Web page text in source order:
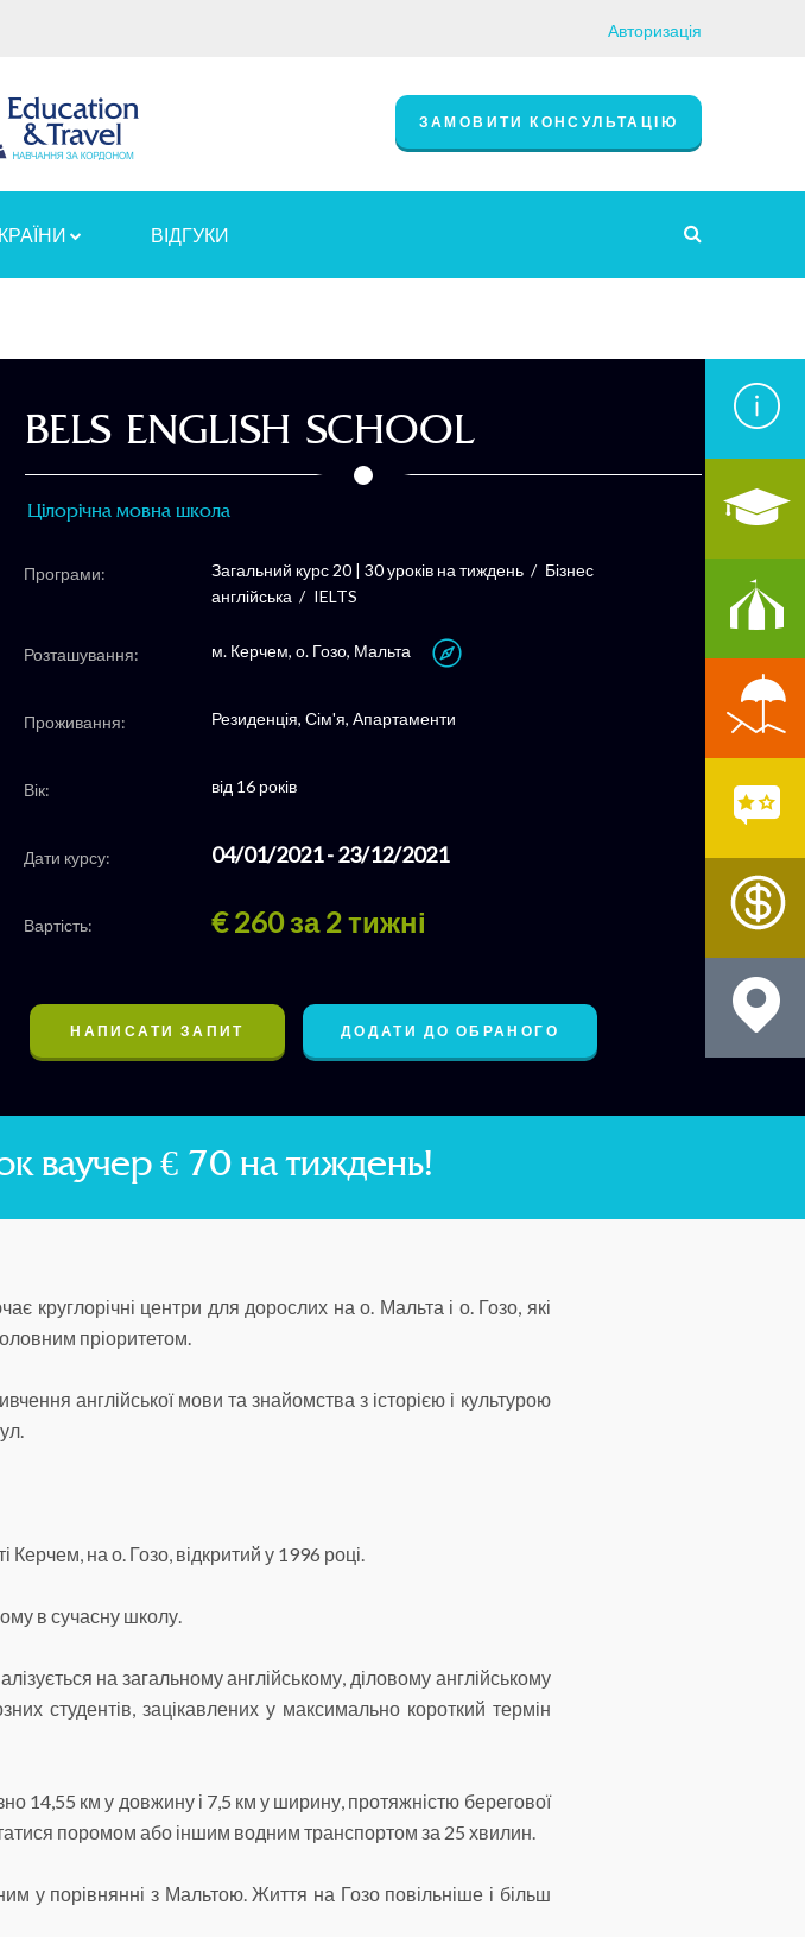
Авторизація
ЗАМОВИТИ КОНСУЛЬТАЦІЮ
КРАЇНИ ВІДГУКИ
BELS ENGLISH SCHOOL
Цілорічна мовна школа
Програми: Загальний курс 20 | 30 уроків на тиждень
Бізнес
англійська
IELTS
Розташування: м. Керчем, о. Гозо, Мальта
Проживання: Резиденція, Сім'я, Апартаменти
Вік: від 16 років
Дати курсу: 04/01/2021 - 23/12/2021
Вартість: € 260за 2 тижні
НАПИСАТИ ЗАПИТ ДОДАТИ ДО ОБРАНОГО
ваучер € 70 на тиждень!
круглорічні центри для дорослих на о. Мальта і о. Гозо, які
пріоритетом.
англійської мови та знайомства з історією і культурою
на о. Гозо, відкритий у 1996 році.
в сучасну школу.
на загальному англійському, діловому англійському
студентів, зацікавлених у максимально короткий термін
14,55 км у довжину і 7,5 км у ширину, протяжністю берегової
поромом або іншим водним транспортом за 25 хвилин.
у порівнянні з Мальтою. Життя на Гозо повільніше і більш